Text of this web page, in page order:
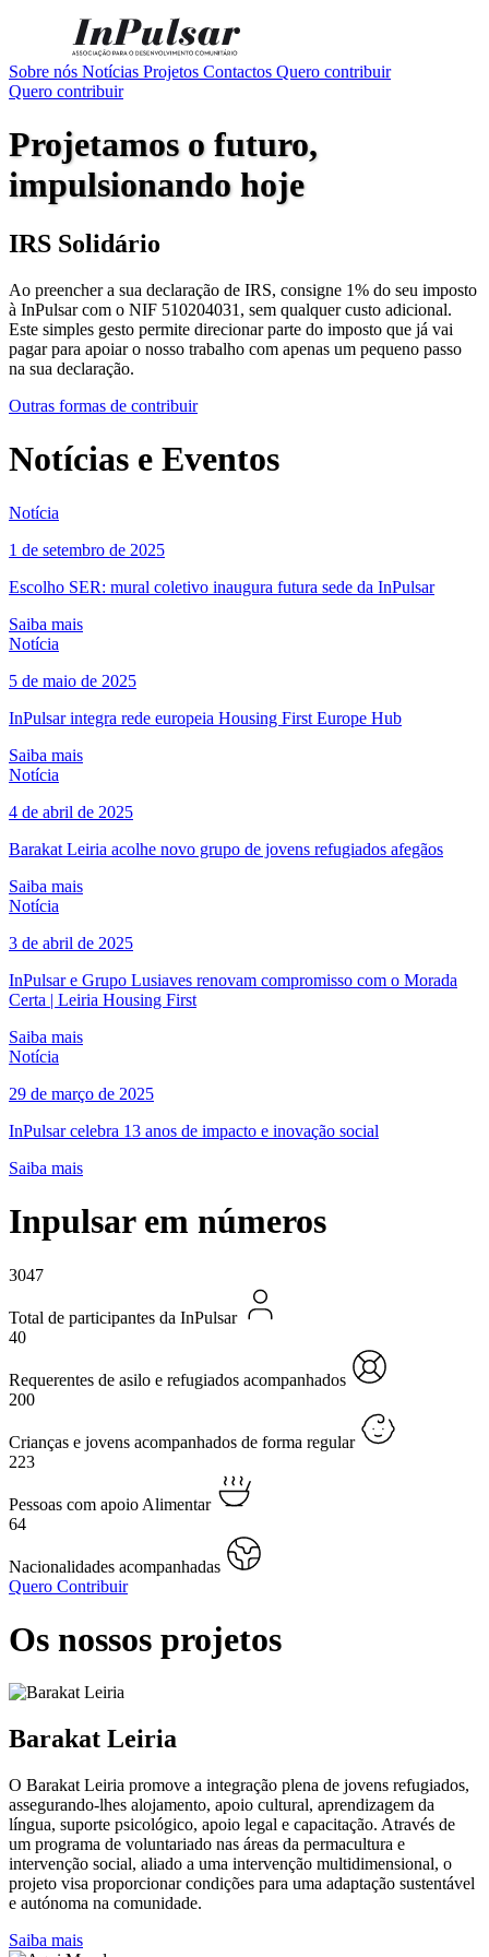
Sobre nós Notícias Projetos Contactos Quero contribuir
Quero contribuir
Projetamos o futuro,
impulsionando hoje
IRS Solidário
Ao preencher a sua declaração de IRS, consigne 1% do seu imposto
à InPulsar com o NIF 510204031, sem qualquer custo adicional.
Este simples gesto permite direcionar parte do imposto que já vai
pagar para apoiar o nosso trabalho com apenas um pequeno passo
na sua declaração.
Outras formas de contribuir
Notícias e Eventos
Notícia
1 de setembro de 2025
Escolho SER: mural coletivo inaugura futura sede da InPulsar
Saiba mais
Notícia
5 de maio de 2025
InPulsar integra rede europeia Housing First Europe Hub
Saiba mais
Notícia
4 de abril de 2025
Barakat Leiria acolhe novo grupo de jovens refugiados afegãos
Saiba mais
Notícia
3 de abril de 2025
InPulsar e Grupo Lusiaves renovam compromisso com o Morada
Certa | Leiria Housing First
Saiba mais
Notícia
29 de março de 2025
InPulsar celebra 13 anos de impacto e inovação social
Saiba mais
Inpulsar em números
3047
Total de participantes da InPulsar
40
Requerentes de asilo e refugiados acompanhados
200
Crianças e jovens acompanhados de forma regular
223
Pessoas com apoio Alimentar
64
Nacionalidades acompanhadas
Quero Contribuir
Os nossos projetos
Barakat Leiria
O Barakat Leiria promove a integração plena de jovens refugiados,
assegurando-lhes alojamento, apoio cultural, aprendizagem da
língua, suporte psicológico, apoio legal e capacitação. Através de
um programa de voluntariado nas áreas da permacultura e
intervenção social, aliado a uma intervenção multidimensional, o
projeto visa proporcionar condições para uma adaptação sustentável
e autónoma na comunidade.
Saiba mais